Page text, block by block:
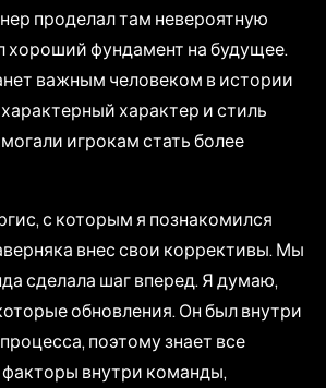
проделал там невероятную
хороший фундамент на будущее.
важным человеком в истории
характер и стиль
игрокам стать более
с которым я познакомился
внес свои коррективы. Мы
сделала шаг вперед. Я думаю,
обновления. Он был внутри
поэтому знает все
внутри команды,